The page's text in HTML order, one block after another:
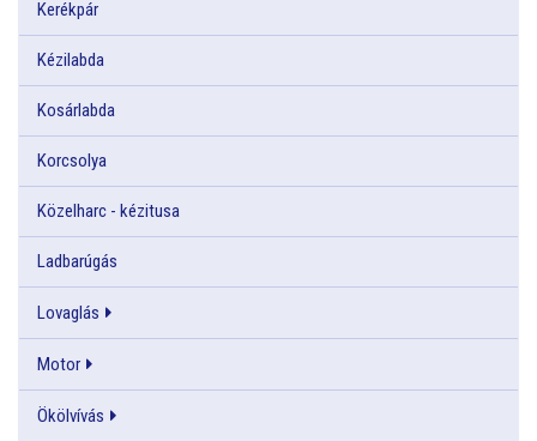
Kerékpár
Kézilabda
Kosárlabda
Korcsolya
Közelharc - kézitusa
Ladbarúgás
Lovaglás
Motor
Ökölvívás